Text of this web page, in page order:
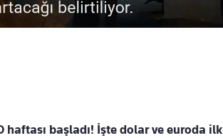
haftası başladı! İşte dolar ve euroda ilk